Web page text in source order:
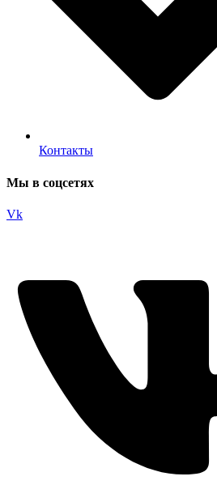
Контакты
Мы в соцсетях
Vk